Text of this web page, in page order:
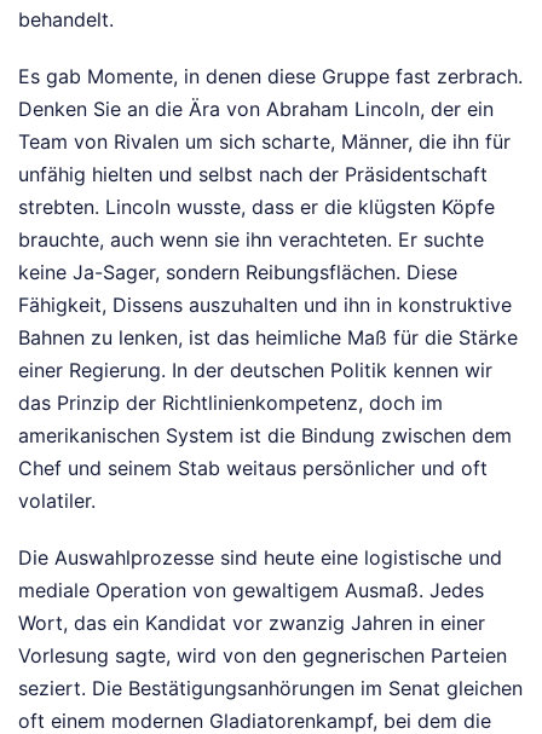
behandelt.
Es gab Momente, in denen diese Gruppe fast zerbrach.
Denken Sie an die Ära von Abraham Lincoln, der ein
Team von Rivalen um sich scharte, Männer, die ihn für
unfähig hielten und selbst nach der Präsidentschaft
strebten. Lincoln wusste, dass er die klügsten Köpfe
brauchte, auch wenn sie ihn verachteten. Er suchte
keine Ja-Sager, sondern Reibungsflächen. Diese
Fähigkeit, Dissens auszuhalten und ihn in konstruktive
Bahnen zu lenken, ist das heimliche Maß für die Stärke
einer Regierung. In der deutschen Politik kennen wir
das Prinzip der Richtlinienkompetenz, doch im
amerikanischen System ist die Bindung zwischen dem
Chef und seinem Stab weitaus persönlicher und oft
volatiler.
Die Auswahlprozesse sind heute eine logistische und
mediale Operation von gewaltigem Ausmaß. Jedes
Wort, das ein Kandidat vor zwanzig Jahren in einer
Vorlesung sagte, wird von den gegnerischen Parteien
seziert. Die Bestätigungsanhörungen im Senat gleichen
oft einem modernen Gladiatorenkampf, bei dem die